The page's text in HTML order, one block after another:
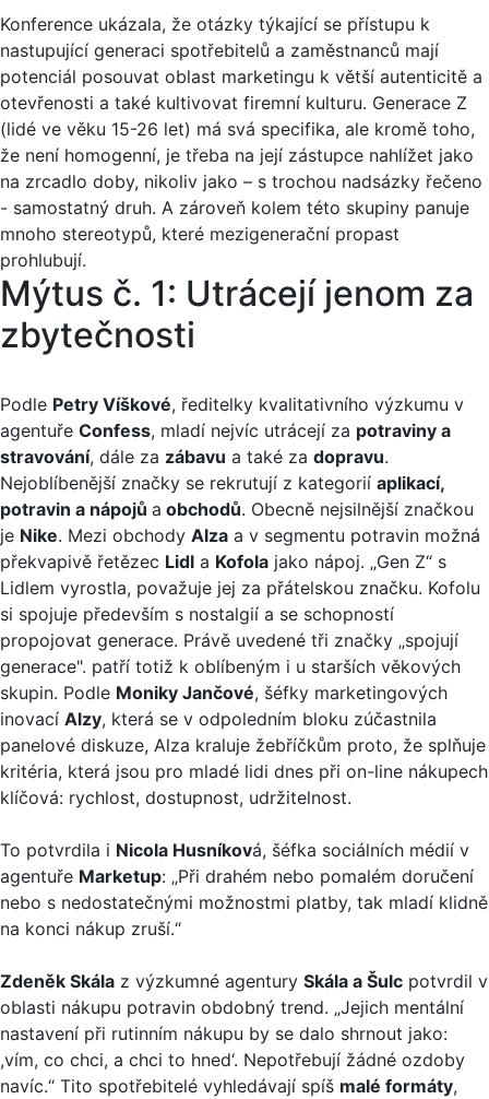
Konference ukázala, že otázky týkající se přístupu k
nastupující generaci spotřebitelů a zaměstnanců mají
potenciál posouvat oblast marketingu k větší autenticitě a
otevřenosti a také kultivovat firemní kulturu. Generace Z
(lidé ve věku 15-26 let) má svá specifika, ale kromě toho,
že není homogenní, je třeba na její zástupce nahlížet jako
na zrcadlo doby, nikoliv jako – s trochou nadsázky řečeno
- samostatný druh. A zároveň kolem této skupiny panuje
mnoho stereotypů, které mezigenerační propast
prohlubují.
Mýtus č. 1: Utrácejí jenom za
zbytečnosti
Podle Petry Víškové, ředitelky kvalitativního výzkumu v
agentuře Confess, mladí nejvíc utrácejí za potraviny a
stravování, dále za zábavu a také za dopravu.
Nejoblíbenější značky se rekrutují z kategorií aplikací,
potravin a nápojů a obchodů. Obecně nejsilnější značkou
je Nike. Mezi obchody Alza a v segmentu potravin možná
překvapivě řetězec Lidl a Kofola jako nápoj. „Gen Z“ s
Lidlem vyrostla, považuje jej za přátelskou značku. Kofolu
si spojuje především s nostalgií a se schopností
propojovat generace. Právě uvedené tři značky „spojují
generace". patří totiž k oblíbeným i u starších věkových
skupin. Podle Moniky Jančové, šéfky marketingových
inovací Alzy, která se v odpoledním bloku zúčastnila
panelové diskuze, Alza kraluje žebříčkům proto, že splňuje
kritéria, která jsou pro mladé lidi dnes při on-line nákupech
klíčová: rychlost, dostupnost, udržitelnost.
To potvrdila i Nicola Husníková, šéfka sociálních médií v
agentuře Marketup: „Při drahém nebo pomalém doručení
nebo s nedostatečnými možnostmi platby, tak mladí klidně
na konci nákup zruší.“
Zdeněk Skála z výzkumné agentury Skála a Šulc potvrdil v
oblasti nákupu potravin obdobný trend. „Jejich mentální
nastavení při rutinním nákupu by se dalo shrnout jako:
,vím, co chci, a chci to hned‘. Nepotřebují žádné ozdoby
navíc.“ Tito spotřebitelé vyhledávají spíš malé formáty,